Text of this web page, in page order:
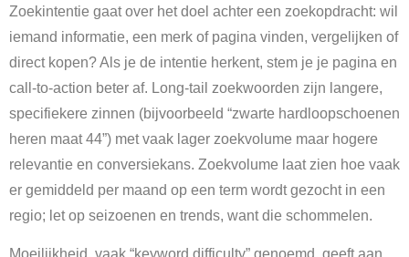
Zoekintentie gaat over het doel achter een zoekopdracht: wil
iemand informatie, een merk of pagina vinden, vergelijken of
direct kopen? Als je de intentie herkent, stem je je pagina en
call-to-action beter af. Long-tail zoekwoorden zijn langere,
specifiekere zinnen (bijvoorbeeld “zwarte hardloopschoenen
heren maat 44”) met vaak lager zoekvolume maar hogere
relevantie en conversiekans. Zoekvolume laat zien hoe vaak
er gemiddeld per maand op een term wordt gezocht in een
regio; let op seizoenen en trends, want die schommelen.